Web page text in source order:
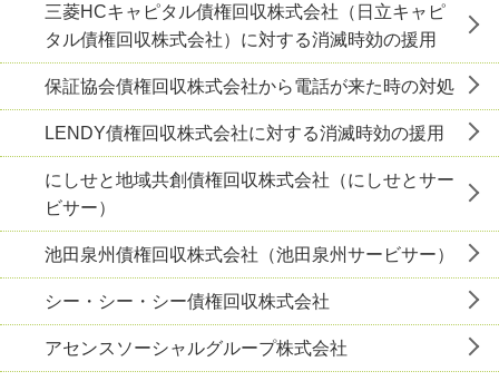
三菱HCキャピタル債権回収株式会社（日立キャピ
タル債権回収株式会社）に対する消滅時効の援用
保証協会債権回収株式会社から電話が来た時の対処
LENDY債権回収株式会社に対する消滅時効の援用
にしせと地域共創債権回収株式会社（にしせとサー
ビサー）
池⽥泉州債権回収株式会社（池田泉州サービサー）
シー・シー・シー債権回収株式会社
アセンスソーシャルグループ株式会社